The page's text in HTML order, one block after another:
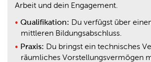
Arbeit und dein Engagement.
Qualifikation: Du verfügst über
mittleren Bildungsabschluss.
Praxis: Du bringst ein technisches
räumliches Vorstellungsvermögen